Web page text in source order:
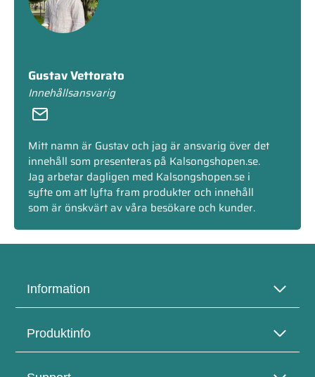
Gustav Vettorato
Innehållsansvarig
Mitt namn är Gustav och jag är ansvarig över det
innehåll som presenteras på Kalsongshopen.se.
Jag arbetar dagligen med Kalsongshopen.se i
syfte om att lyfta fram produkter och innehåll
som är önskvärt av våra besökare och kunder.
Information
Produktinfo